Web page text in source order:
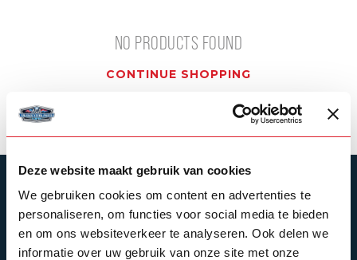
Deze website maakt gebruik van cookies
We gebruiken cookies om content en advertenties te
personaliseren, om functies voor social media te bieden
en om ons websiteverkeer te analyseren. Ook delen we
informatie over uw gebruik van onze site met onze
NO PRODUCTS FOUND
CONTINUE SHOPPING
SUBSCRIBE TO OUR NEWSLETTER
Stay up to date with our latest offers